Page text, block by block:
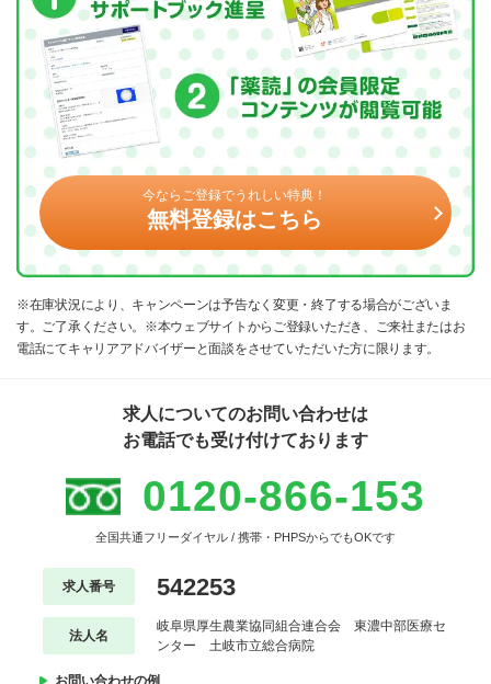
今ならご登録でうれしい特典！
無料登録はこちら
※在庫状況により、キャンペーンは予告なく変更・終了する場合がございま
す。ご了承ください。※本ウェブサイトからご登録いただき、ご来社またはお
電話にてキャリアアドバイザーと面談をさせていただいた方に限ります。
求人についてのお問い合わせは
お電話でも受け付けております
0120-866-153
全国共通フリーダイヤル / 携帯・PHPSからでもOKです
求人番号 542253
法人名
岐阜県厚生農業協同組合連合会 東濃中部医療セ
ンター 土岐市立総合病院